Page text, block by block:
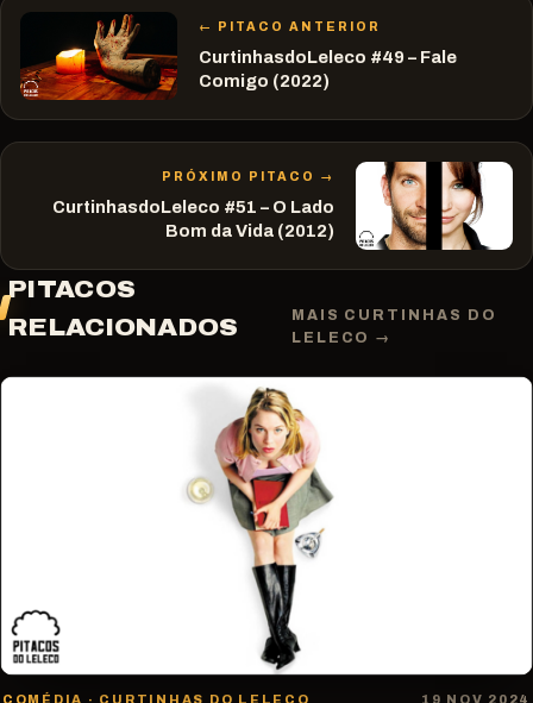
← PITACO ANTERIOR
CurtinhasdoLeleco #49 – Fale
Comigo (2022)
PRÓXIMO PITACO →
CurtinhasdoLeleco #51 – O Lado
Bom da Vida (2012)
PITACOS
RELACIONADOS
MAIS CURTINHAS DO
LELECO →
COMÉDIA · CURTINHAS DO LELECO 19 NOV 2024